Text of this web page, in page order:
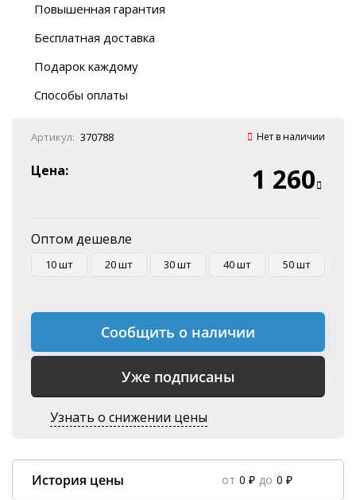
Повышенная гарантия
Бесплатная доставка
Автобусы (по ЮФО)
“BlaBlaCar” (по ЮФО)
Подарок каждому
Способы оплаты
Наличные
Эквайринг
Артикул: 370788 Нет в наличии
Цена: 1 260
Оптом дешевле
10 шт 20 шт 30 шт 40 шт 50 шт
Сообщить о наличии
Уже подписаны
Узнать о снижении цены
История цены от 0 ₽ до 0 ₽